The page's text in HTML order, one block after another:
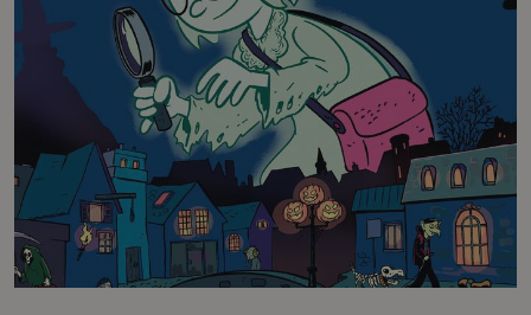
armarna.”
Metro”Det här är